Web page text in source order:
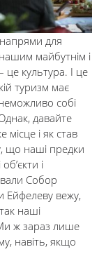
напрями для
майбутнім і
це культура. І це
туризм має
собі
давайте
місце і як став
що наші предки
і
Собор
Ейфелеву вежу,
наші
ж зараз лише
навіть, якщо